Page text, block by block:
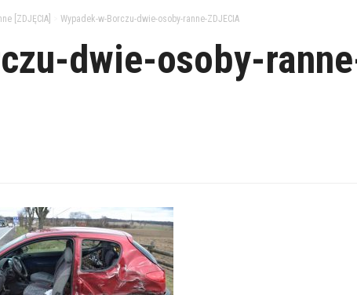
[ZDJĘCIA] Wypadek-w-Borczu-dwie-osoby-ranne-ZDJECIA
dwie-osoby-